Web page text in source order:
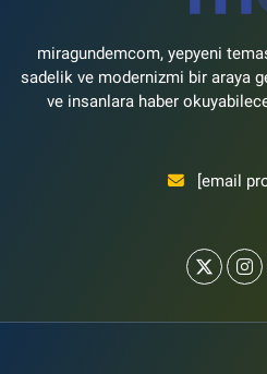
0 (212) 663 11 97
miragundemcom, yepyeni
sadelik ve modernizmi bir araya
ve insanlara haber
[email